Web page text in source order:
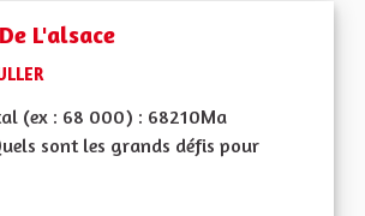
L'alsace
(ex : 68 000) : 68210Ma
sont les grands défis pour